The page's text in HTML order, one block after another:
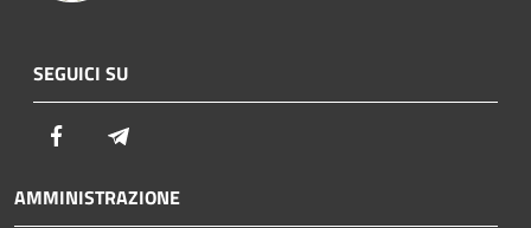
SEGUICI SU
Facebook
AMMINISTRAZIONE